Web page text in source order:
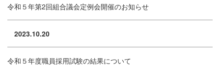
令和５年第2回組合議会定例会開催のお知らせ
2023.10.20
令和５年度職員採用試験の結果について